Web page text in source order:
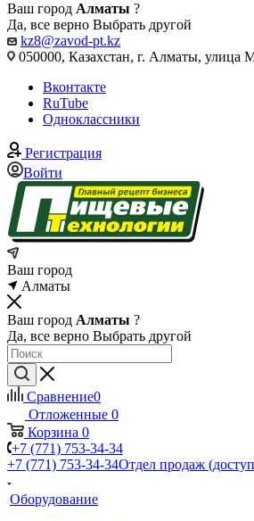
Ваш город Алматы ?
Да, все верно Выбрать другой
kz8@zavod-pt.kz
050000, Казахстан, г. Алматы, улица
Вконтакте
RuTube
Одноклассники
Регистрация
Войти
Ваш город
Алматы
Ваш город Алматы ?
Да, все верно Выбрать другой
Сравнение0
Отложенные 0
Корзина 0
+7 (771) 753-34-34
+7 (771) 753-34-34Отдел продаж
Оборудование